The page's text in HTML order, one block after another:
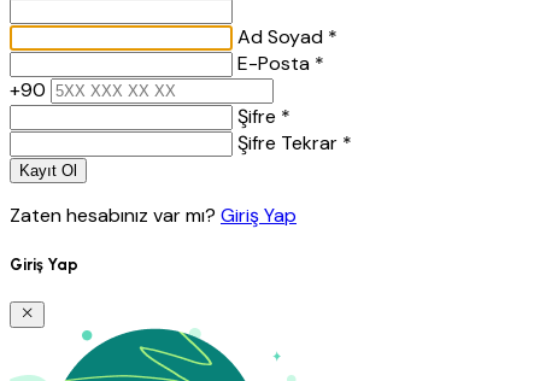
Ad Soyad *
E-Posta *
+90
Şifre *
Şifre Tekrar *
Kayıt Ol
Zaten hesabınız var mı? Giriş Yap
Giriş Yap